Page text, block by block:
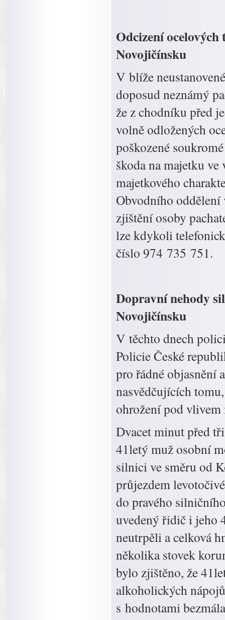
Odcizení
Novojičínsku
V blíže
doposud neznámý
že z chodníku před
volně odložených
poškozené
škoda na majetku
majetkového
Obvodního
zjištění osoby
lze kdykoli
číslo 974 735 751.
Dopravní nehody
Novojičínsku
V těchto dnech
Policie České
pro řádné objasnění
nasvědčujících
ohrožení pod
Dvacet minut před
41letý muž osobní
silnici ve směru od
průjezdem
do pravého
uvedený řidič i jeho
neutrpěli a celková
několika stovek
bylo zjištěno, že
alkoholických
s hodnotami